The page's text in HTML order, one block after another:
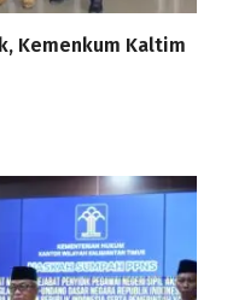
Kemenkum Kaltim